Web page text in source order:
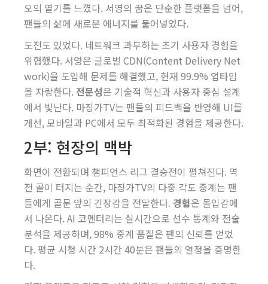
오의 열기를 느꼈다. 서영의 꿈은 단순한 플랫폼을 넘어,
팬들의 삶에 새로운 에너지를 불어넣었다.
도전도 있었다. 네트워크 과부하는 초기 사용자 경험을
위협했다. 서영은 글로벌 CDN(Content Delivery Net
work)을 도입해 문제를 해결했고, 현재 99.9% 업타임
을 자랑한다. 전문성은 기술적 혁신과 사용자 중심 설계
에서 빛난다. 마징가TV는 팬들의 피드백을 반영해 UI를
개선, 모바일과 PC에서 모두 최적화된 경험을 제공한다.
2부: 현장의 맥박
화면이 전환되며 챔피언스 리그 결승전이 펼쳐진다. 역
전 골이 터지는 순간, 마징가TV의 다중 각도 중계는 팬
들에게 골문 앞의 긴장감을 전달한다. 경험은 몰입감에
서 나온다. AI 코멘터리는 실시간으로 선수 통계와 전술
분석을 제공하며, 98% 중계 품질은 팬의 신뢰를 얻었
다. 평균 시청 시간 2시간 40분은 팬들의 열정을 증명한
다.